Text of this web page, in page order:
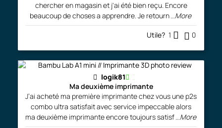
chercher en magasin et j'ai été bien reçu. Encore
beaucoup de choses a apprendre. Je retourn...More
Utile? 1 0
logik81
Ma deuxième imprimante
J’ai acheté ma première imprimante chez vous une p2s
combo ultra satisfait avec service impeccable alors
ma deuxième imprimante encore toujours satisf...More